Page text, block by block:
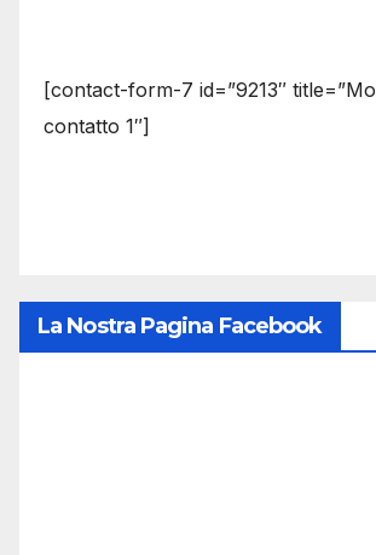
[contact-form-7 id=”9213″
contatto 1″]
La Nostra Pagina Facebook